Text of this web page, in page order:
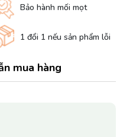
Bảo hành mối mọt
1 đổi 1 nếu sản phẩm lỗi
mua hàng